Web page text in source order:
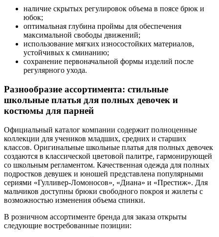
наличие скрытых регулировок объема в поясе брюк и
юбок;
оптимальная глубина проймы для обеспечения
максимальной свободы движений;
использование мягких износостойких материалов,
устойчивых к сминанию;
сохранение первоначальной формы изделий после
регулярного ухода.
Разнообразие ассортимента: стильные
школьные платья для полных девочек и
костюмы для парней
Официальный каталог компании содержит полноценные
коллекции для учеников младших, средних и старших
классов. Оригинальные школьные платья для полных девочек
создаются в классической цветовой палитре, гармонирующей
со школьным регламентом. Качественная одежда для полных
подростков девушек и юношей представлена популярными
сериями «Гулливер-Ломоносов», «Диана» и «Престиж». Для
мальчиков доступны брюки свободного покроя и жилеты с
возможностью изменения объема спинки.
В розничном ассортименте бренда для заказа открыты
следующие востребованные позиции: